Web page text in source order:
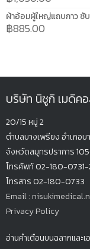
ผ้าอ้อมผู้ใหญ่แถบกาว ซั
฿885.00
บริษัท นิซูกิ เมดิค
20/15 หมู่ 2
ตำบลบางเพรียงอำเภอบ
จังหวัดสมุทรปราการ
โทรศัพท์ 02-180-0731-
โทรสาร 02-180-0733
Email :
Privacy Policy
อ่านคำเตือนบนฉลากและ